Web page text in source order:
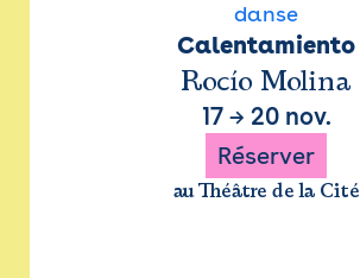
danse
Calentamiento
Rocío Molina
17→ 20 nov.
Réserver
au Théâtre de la Cité